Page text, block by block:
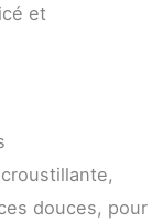
et
douces, pour